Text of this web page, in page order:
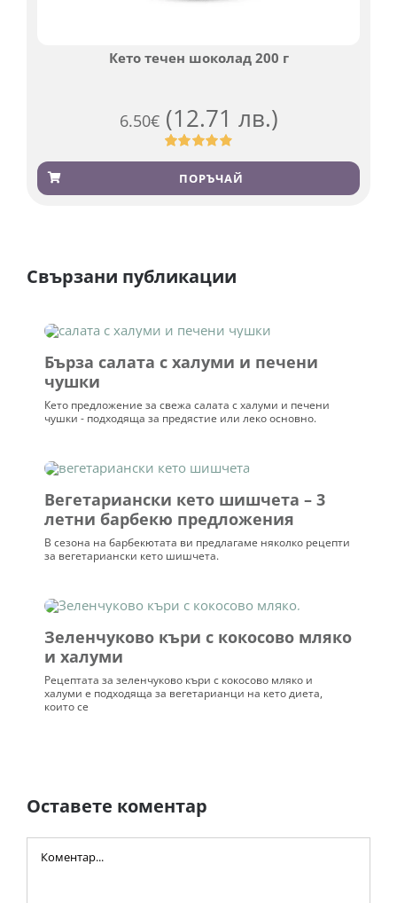
Кето течен шоколад 200 г
6.50€ (12.71 лв.)
Оценен
4.91 от 5,
базирано на
501
ПОРЪЧАЙ
Свързани публикации
Бърза салата с халуми и печени
чушки
Кето предложение за свежа салата с халуми и печени
чушки - подходяща за предястие или леко основно.
Вегетариански кето шишчета – 3
летни барбекю предложения
В сезона на барбекютата ви предлагаме няколко рецепти
за вегетариански кето шишчета.
Зеленчуково къри с кокосово мляко
и халуми
Рецептата за зеленчуково къри с кокосово мляко и
халуми е подходяща за вегетарианци на кето диета,
които се
Оставете коментар